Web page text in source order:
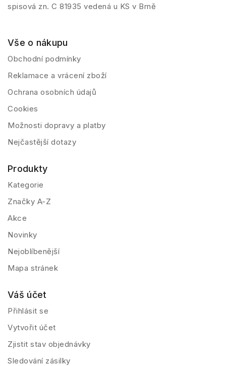
spisová zn. C 81935 vedená u KS v Brně
Vše o nákupu
Obchodní podmínky
Reklamace a vrácení zboží
Ochrana osobních údajů
Cookies
Možnosti dopravy a platby
Nejčastější dotazy
Produkty
Kategorie
Značky A-Z
Akce
Novinky
Nejoblíbenější
Mapa stránek
Váš účet
Přihlásit se
Vytvořit účet
Zjistit stav objednávky
Sledování zásilky